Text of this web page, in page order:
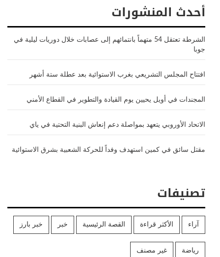
أحدث المنشورات
الشرطة تعتقل 54 متهماً بانتمائهم إلى عصابات خلال دوريات ليلية في
جوبا
افتتاح المجلس التشريعي بغرب الاستوائية بعد عطلة ستة أشهر
المجندات في أويل يحيين يوم القيادة والتطوير في القطاع الأمني
الاتحاد الأوروبي يتعهد بمواصلة دعم إنعاش البنية التحتية في ياي
مقتل سائق في كمين استهدف وفداً للحركة الشعبية بشرق الاستوائية
تصنيفات
آراء الأكثر قراءة القصة الرئيسية خبر خبر بارز
رياضة غير مصنف